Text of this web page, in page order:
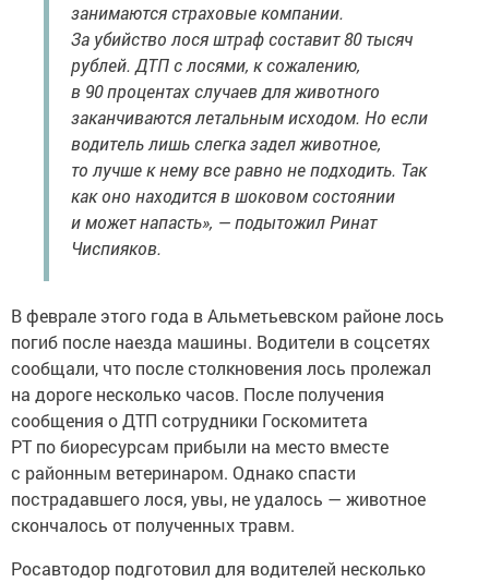
занимаются страховые компании.
За убийство лося штраф составит 80 тысяч
рублей. ДТП с лосями, к сожалению,
в 90 процентах случаев для животного
заканчиваются летальным исходом. Но если
водитель лишь слегка задел животное,
то лучше к нему все равно не подходить. Так
как оно находится в шоковом состоянии
и может напасть», — подытожил Ринат
Чиспияков.
В феврале этого года в Альметьевском районе лось
погиб после наезда машины. Водители в соцсетях
сообщали, что после столкновения лось пролежал
на дороге несколько часов. После получения
сообщения о ДТП сотрудники Госкомитета
РТ по биоресурсам прибыли на место вместе
с районным ветеринаром. Однако спасти
пострадавшего лося, увы, не удалось — животное
скончалось от полученных травм.
Росавтодор подготовил для водителей несколько